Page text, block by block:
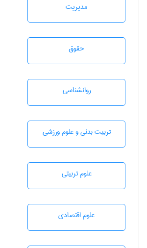
مديريت
حقوق
روانشناسی
تربيت بدنی و علوم ورزشی
علوم تربيتی
علوم اقتصادی